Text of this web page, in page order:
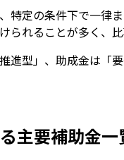
特定の条件下で一律
られることが多く、
進型」、助成金は「
主要補助金一